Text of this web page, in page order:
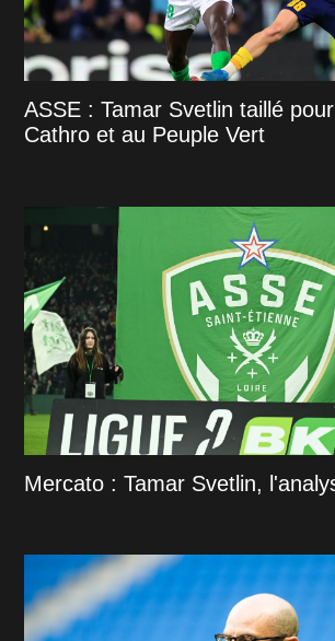
ASSE : Tamar Svetlin taillé
Cathro et au Peuple Vert
Mercato : Tamar Svetlin,